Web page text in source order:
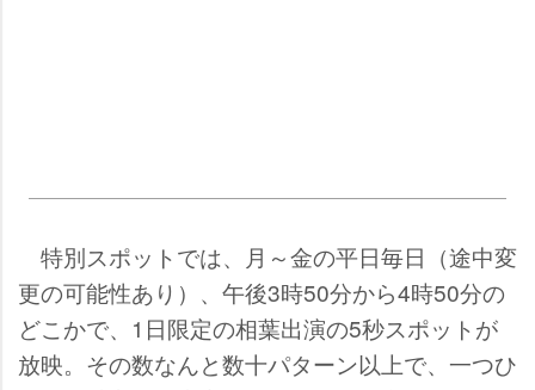
特別スポットでは、月～金の平日毎日（途中変
更の可能性あり）、午後3時50分から4時50分の
どこかで、1日限定の相葉出演の5秒スポットが
放映。その数なんと数十パターン以上で、一つひ